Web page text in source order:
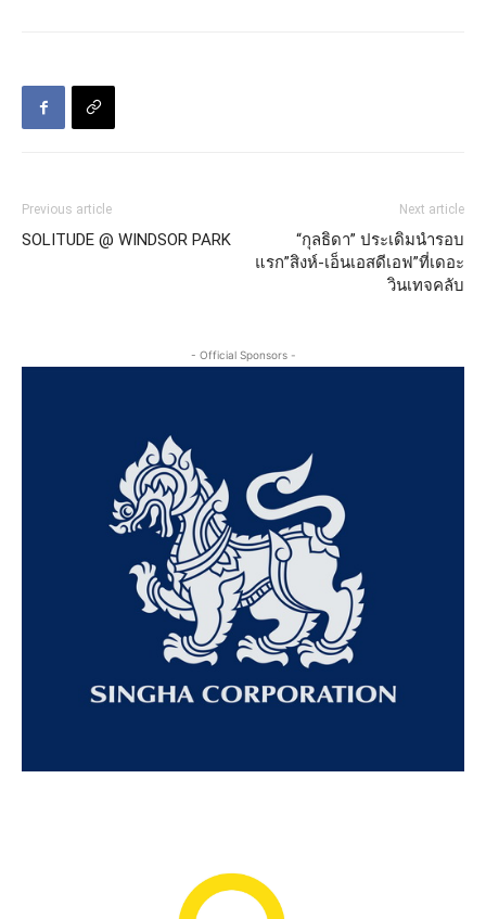
Previous article
SOLITUDE @ WINDSOR PARK
Next article
“กุลธิดา” ประเดิมนำรอบ
แรก”สิงห์-เอ็นเอสดีเอฟ”ที่เดอะ
วินเทจคลับ
- Official Sponsors -